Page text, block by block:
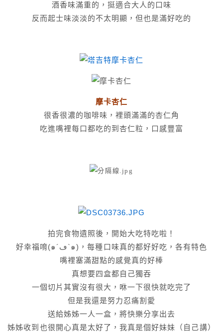
酒香味滿重的，挺適合大人的口味
反而起士味淡淡的不太明顯，但也是滿好吃的
摩卡杏仁
很香很濃的咖啡味，裡頭滿滿的杏仁角
吃進嘴裡每口都吃的到杏仁粒，口感豐富
拍完食物遺照後，開始大吃特吃啦！
好幸福唷(๑´ڡ`๑)，每種口味真的都好好吃，各有特色
嘴裡塞滿甜點的感覺真的好棒
真想要四盒都自己獨吞
一個切片其實沒有很大，咻一下很快就吃完了
但是我還是努力忍痛割愛
送給姊姊一人一盒，將快樂分享出去
姊姊收到也很開心真是太好了，我真是個好妹妹（自己講）